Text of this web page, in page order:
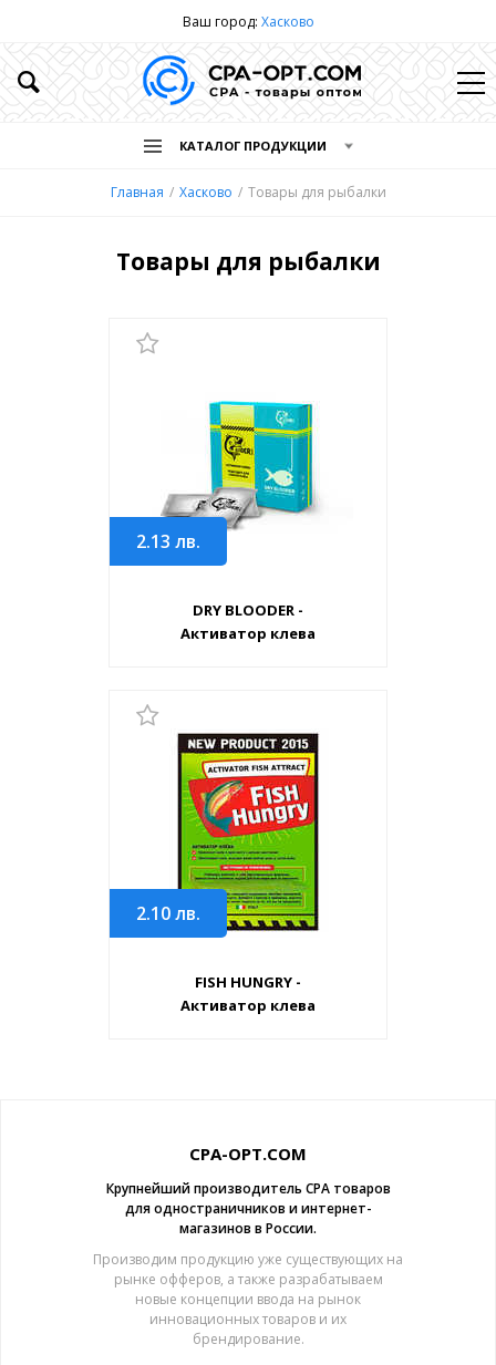
Ваш город: Хасково
КАТАЛОГ ПРОДУКЦИИ
Главная Хасково Товары для рыбалки
Товары для рыбалки
2.13 лв.
DRY BLOODER -
Активатор клева
2.10лв.
FISH HUNGRY -
Активатор клева
CPA-OPT.COM
Крупнейший производитель CPA товаров
для одностраничников и интернет-
магазинов в России.
Производим продукцию уже существующих на
рынке офферов, а также разрабатываем
новые концепции ввода на рынок
инновационных товаров и их
брендирование.